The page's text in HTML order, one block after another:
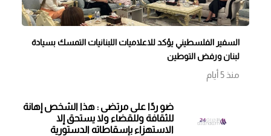
السفير الفلسطيني يؤكد للاعلاميات اللبنانيات التمسك بسيادة
لبنان ورفض التوطين
منذ 5 أيام
ضو ردًا على مرتضى : هذا الشخص إهانة
للثقافة وللقضاء ولا يستحق إلا
الاستهزاء بإسقاطاته الدستورية